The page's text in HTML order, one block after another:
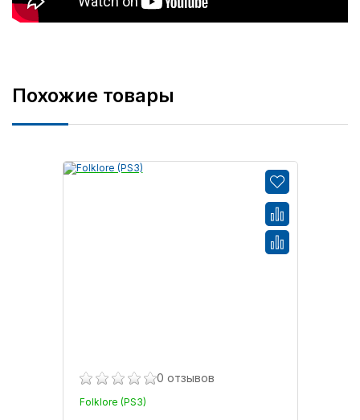
Похожие товары
0 отзывов
Folklore (PS3)